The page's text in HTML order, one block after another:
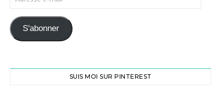
S'abonner
SUIS MOI SUR PINTEREST